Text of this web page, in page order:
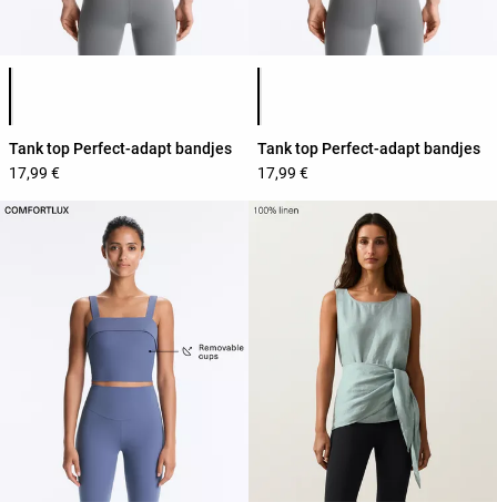
Tank top Perfect-adapt bandjes
17,99 €
Tank top Perfect-adapt bandjes
17,99 €